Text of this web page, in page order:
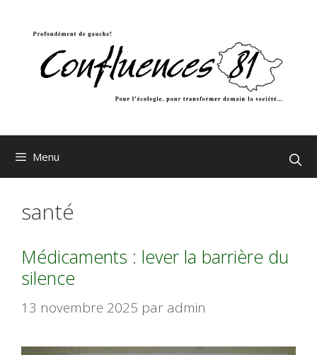
Menu
santé
Médicaments : lever la barrière du
silence
13 novembre 2025 par admin